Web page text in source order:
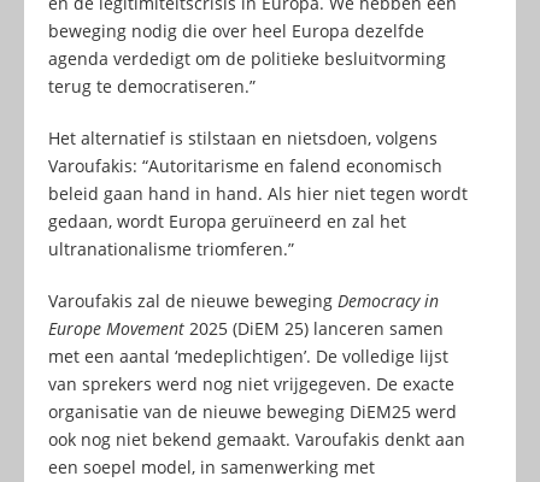
beweging nodig die over heel Europa dezelfde
agenda verdedigt om de politieke besluitvorming
terug te democratiseren.”
Het alternatief is stilstaan en nietsdoen, volgens
Varoufakis: “Autoritarisme en falend economisch
beleid gaan hand in hand. Als hier niet tegen wordt
gedaan, wordt Europa geruïneerd en zal het
ultranationalisme triomferen.”
Varoufakis zal de nieuwe beweging Democracy in
Europe Movement 2025 (DiEM 25) lanceren samen
met een aantal ‘medeplichtigen’. De volledige lijst
van sprekers werd nog niet vrijgegeven. De exacte
organisatie van de nieuwe beweging DiEM25 werd
ook nog niet bekend gemaakt. Varoufakis denkt aan
een soepel model, in samenwerking met